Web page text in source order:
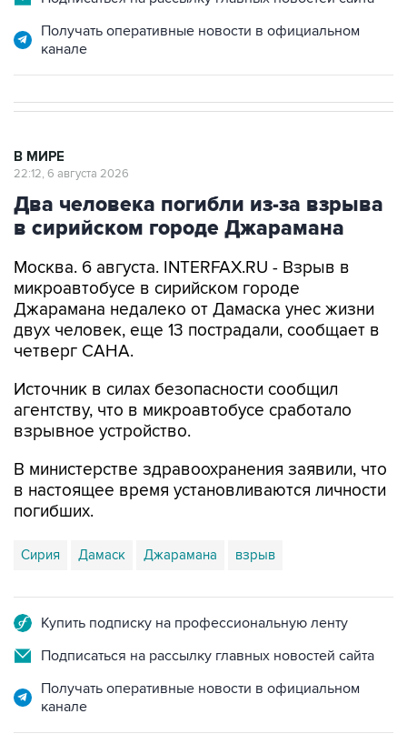
Получать оперативные новости в официальном
канале
В МИРЕ
22:12, 6 августа 2026
Два человека погибли из-за взрыва
в сирийском городе Джарамана
Москва. 6 августа. INTERFAX.RU - Взрыв в
микроавтобусе в сирийском городе
Джарамана недалеко от Дамаска унес жизни
двух человек, еще 13 пострадали, сообщает в
четверг САНА.
Источник в силах безопасности сообщил
агентству, что в микроавтобусе сработало
взрывное устройство.
В министерстве здравоохранения заявили, что
в настоящее время установливаются личности
погибших.
Сирия Дамаск Джарамана взрыв
Купить подписку на профессиональную ленту
Подписаться на рассылку главных новостей сайта
Получать оперативные новости в официальном
канале